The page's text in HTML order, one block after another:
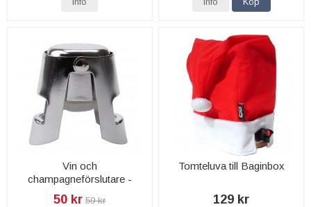
Vin och
champagneförslutare -
Dorre
50 kr 59 kr
Tomteluva till Baginbox
129 kr